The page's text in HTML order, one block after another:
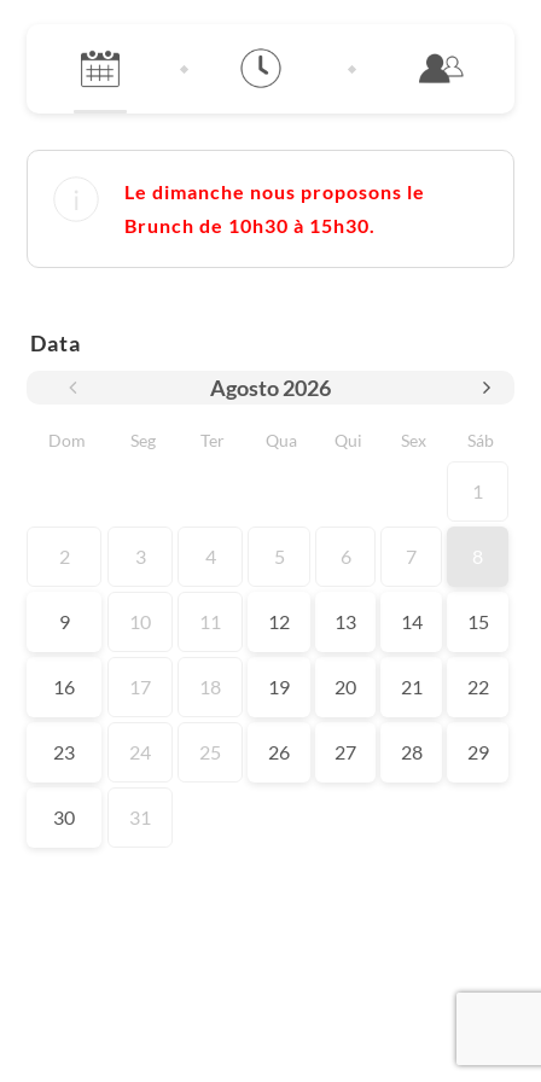
Le dimanche nous proposons le
Brunch de 10h30 à 15h30.
Data
Agosto2026
Dom Seg Ter Qua Qui Sex Sáb
1
2 3 4 5 6 7 8
9 10 11 12 13 14 15
16 17 18 19 20 21 22
23 24 25 26 27 28 29
30 31